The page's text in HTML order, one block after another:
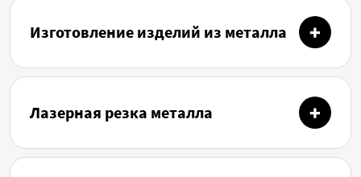
Изготовление изделий из металла
Лазерная резка металла